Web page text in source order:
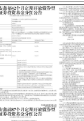
海南
关于
本公
任何
容的
根据
简称